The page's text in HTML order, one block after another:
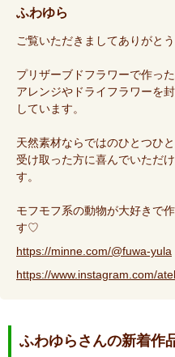
ふわゆら
ご覧いただきましてありがとう
プリザーブドフラワーで作っ
アレンジやドライフラワーを
しています。
天然素材ならではのひとつひ
受け取った方に喜んでいただ
す。
モフモフ系の動物が大好きで
す♡
https://minne.com/@fuwa-yula
https://www.instagram.com/
ふわゆらさんの新着作